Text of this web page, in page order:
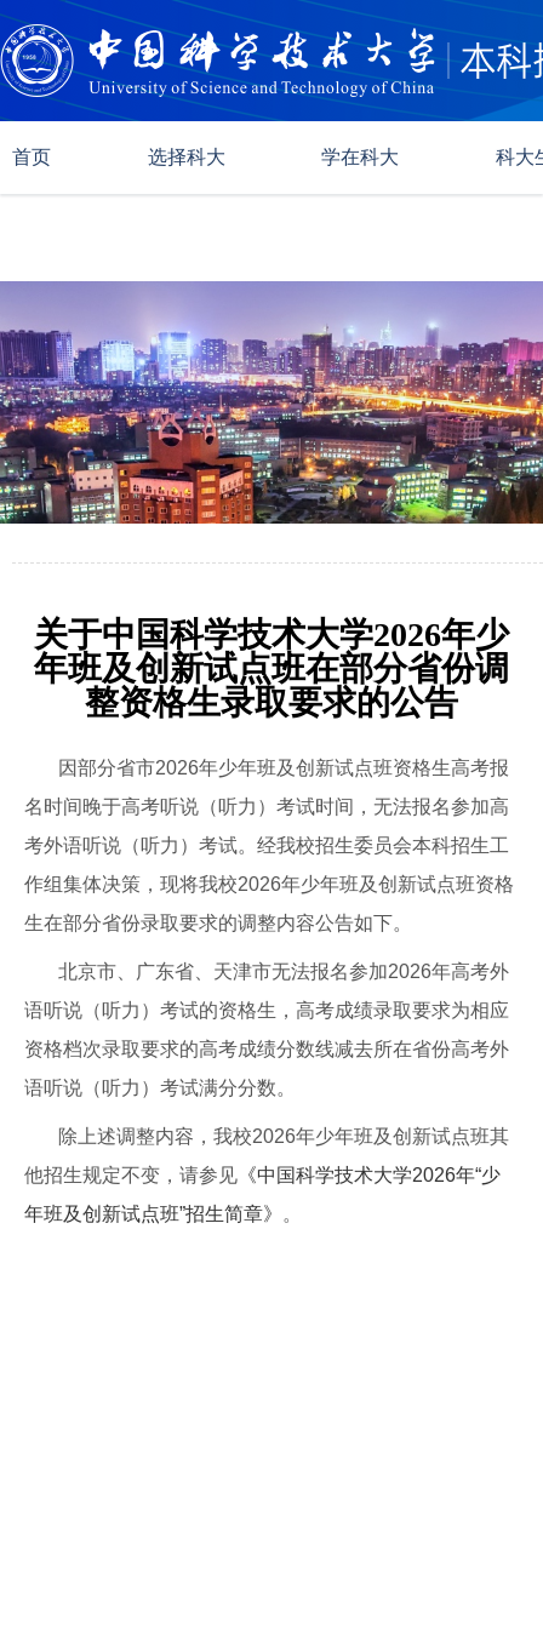
首页 选择科大 学在科大 科大
关于中国科学技术大学2026年少
年班及创新试点班在部分省份调
整资格生录取要求的公告
因部分省市2026年少年班及创新试点班资格生高考报
名时间晚于高考听说（听力）考试时间，无法报名参加高
考外语听说（听力）考试。经我校招生委员会本科招生工
作组集体决策，现将我校2026年少年班及创新试点班资格
生在部分省份录取要求的调整内容公告如下。
北京市、广东省、天津市无法报名参加2026年高考外
语听说（听力）考试的资格生，高考成绩录取要求为相应
资格档次录取要求的高考成绩分数线减去所在省份高考外
语听说（听力）考试满分分数。
除上述调整内容，我校2026年少年班及创新试点班其
他招生规定不变，请参见 《中国科学技术大学2026年“少
年班及创新试点班”招生简章》 。